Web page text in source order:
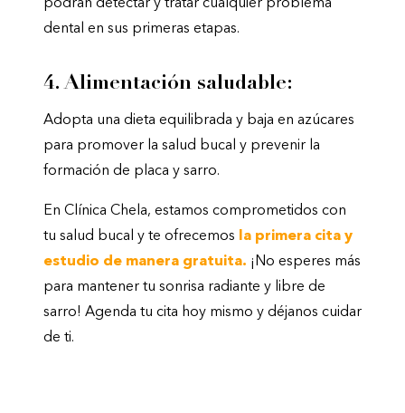
podrán detectar y tratar cualquier problema
dental en sus primeras etapas.
4. Alimentación saludable:
Adopta una dieta equilibrada y baja en azúcares
para promover la salud bucal y prevenir la
formación de placa y sarro.
En Clínica Chela, estamos comprometidos con
tu salud bucal y te ofrecemos
la primera cita y
estudio de manera gratuita. ¡No esperes más
para mantener tu sonrisa radiante y libre de
sarro! Agenda tu cita hoy mismo y déjanos cuidar
de ti.